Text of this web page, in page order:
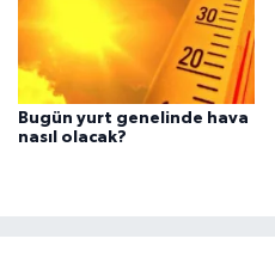
Bugün yurt genelinde hava
nasıl olacak?